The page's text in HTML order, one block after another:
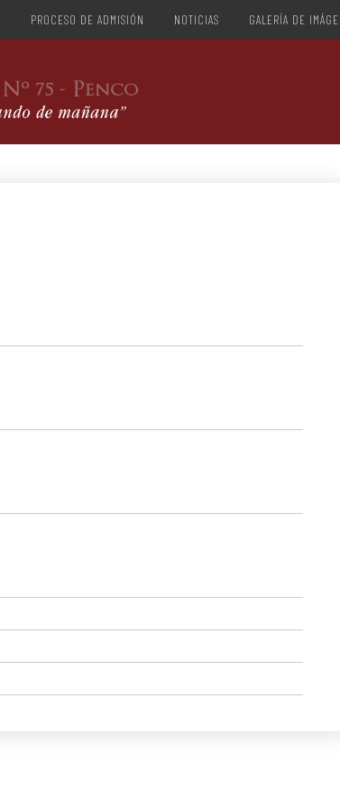
PROCESO DE ADMISIÓN NOTICIAS GALERÍA DE